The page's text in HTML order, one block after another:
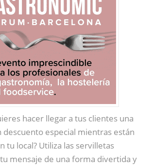
hacer llegar a tus clientes una
especial mientras están
tu local? Utiliza las servilletas
mensaje de una forma divertida y